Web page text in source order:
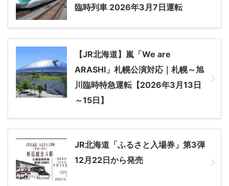
臨時列車 2026年3月7日運転
【JR北海道】嵐「We are
ARASHI」札幌公演対応｜札幌～旭
川臨時特急運転【2026年3月13日
～15日】
JR北海道「ふるさと入場券」第3弾
12月22日から発売